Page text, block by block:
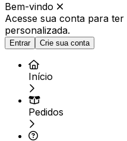
Bem-vindo
Acesse sua conta para ter
personalizada.
Entrar Crie sua conta
Início
Pedidos